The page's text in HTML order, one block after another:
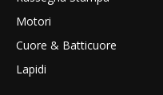
Motori
Cuore & Batticuore
Lapidi